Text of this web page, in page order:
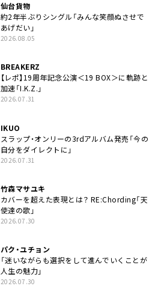
仙台貨物
約2年半ぶりシングル「みんな笑顔ぬさせで
あげだい」
2026.08.05
BREAKERZ
【レポ】19周年記念公演＜19 BOX＞に軌跡と
加速「I.K.Z.」
2026.07.31
IKUO
スラップ・オンリーの3rdアルバム発売「今の
自分をダイレクトに」
2026.07.31
竹森マサユキ
カバーを超えた表現とは？ RE:Chording「天
使達の歌」
2026.07.30
パク・ユチョン
「迷いながらも選択をして進んでいくことが
人生の魅力」
2026.07.30